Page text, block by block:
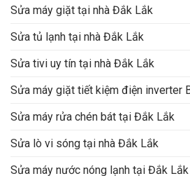
Sửa máy giặt tại nhà Đắk Lắk
Sửa tủ lạnh tại nhà Đắk Lắk
Sửa tivi uy tín tại nhà Đắk Lắk
Sửa máy giặt tiết kiệm điện inverter
Sửa máy rửa chén bát tại Đắk Lắk
Sửa lò vi sóng tại nhà Đắk Lắk
Sửa máy nước nóng lạnh tại Đắk Lắk